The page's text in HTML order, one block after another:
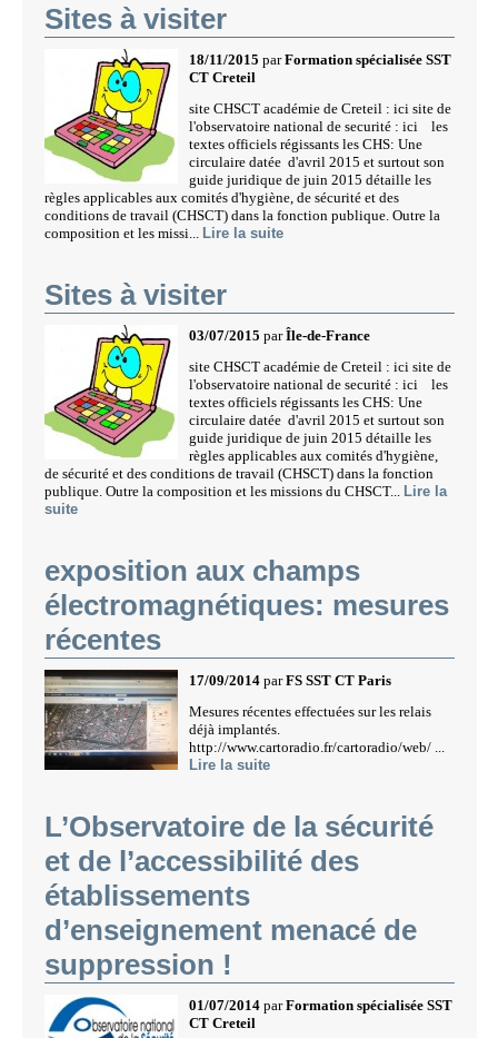
Sites à visiter
18/11/2015 parFormation spécialisée SST
CT Creteil
site CHSCT académie de Creteil : ici site de
l'observatoire national de securité : ici les
textes officiels régissants les CHS: Une
circulaire datée d'avril 2015 et surtout son
guide juridique de juin 2015 détaille les
règles applicables aux comités d'hygiène, de sécurité et des
conditions de travail (CHSCT) dans la fonction publique. Outre la
composition et les missi...
Lire la suite
Sites à visiter
03/07/2015 parÎle-de-France
site CHSCT académie de Creteil : ici site de
l'observatoire national de securité : ici les
textes officiels régissants les CHS: Une
circulaire datée d'avril 2015 et surtout son
guide juridique de juin 2015 détaille les
règles applicables aux comités d'hygiène,
de sécurité et des conditions de travail (CHSCT) dans la fonction
publique. Outre la composition et les missions du CHSCT...
Lire la
suite
exposition aux champs
électromagnétiques: mesures
récentes
17/09/2014 parFS SST CT Paris
Mesures récentes effectuées sur les relais
déjà implantés.
http://www.cartoradio.fr/cartoradio/web/ ...
Lire la suite
L’Observatoire de la sécurité
et de l’accessibilité des
établissements
d’enseignement menacé de
suppression !
01/07/2014 parFormation spécialisée SST
CT Creteil